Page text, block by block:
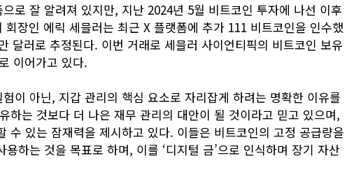
로 잘 알려져 있지만, 지난 2024년 5월 비트코인 투자에 나선 이후
장인 에릭 세믈러는 최근 X 플랫폼에 추가 111 비트코인을 인수했
달러로 추정된다. 이번 거래로 세믈러 사이언티픽의 비트코인 보유
이어가고 있다.
이 아닌, 지갑 관리의 핵심 요소로 자리잡게 하려는 명확한 이유를
하는 것보다 더 나은 재무 관리의 대안이 될 것이라고 믿고 있으며,
수 있는 잠재력을 제시하고 있다. 이들은 비트코인의 고정 공급량을
하는 것을 목표로 하며, 이를 ‘디지털 금’으로 인식하며 장기 자산